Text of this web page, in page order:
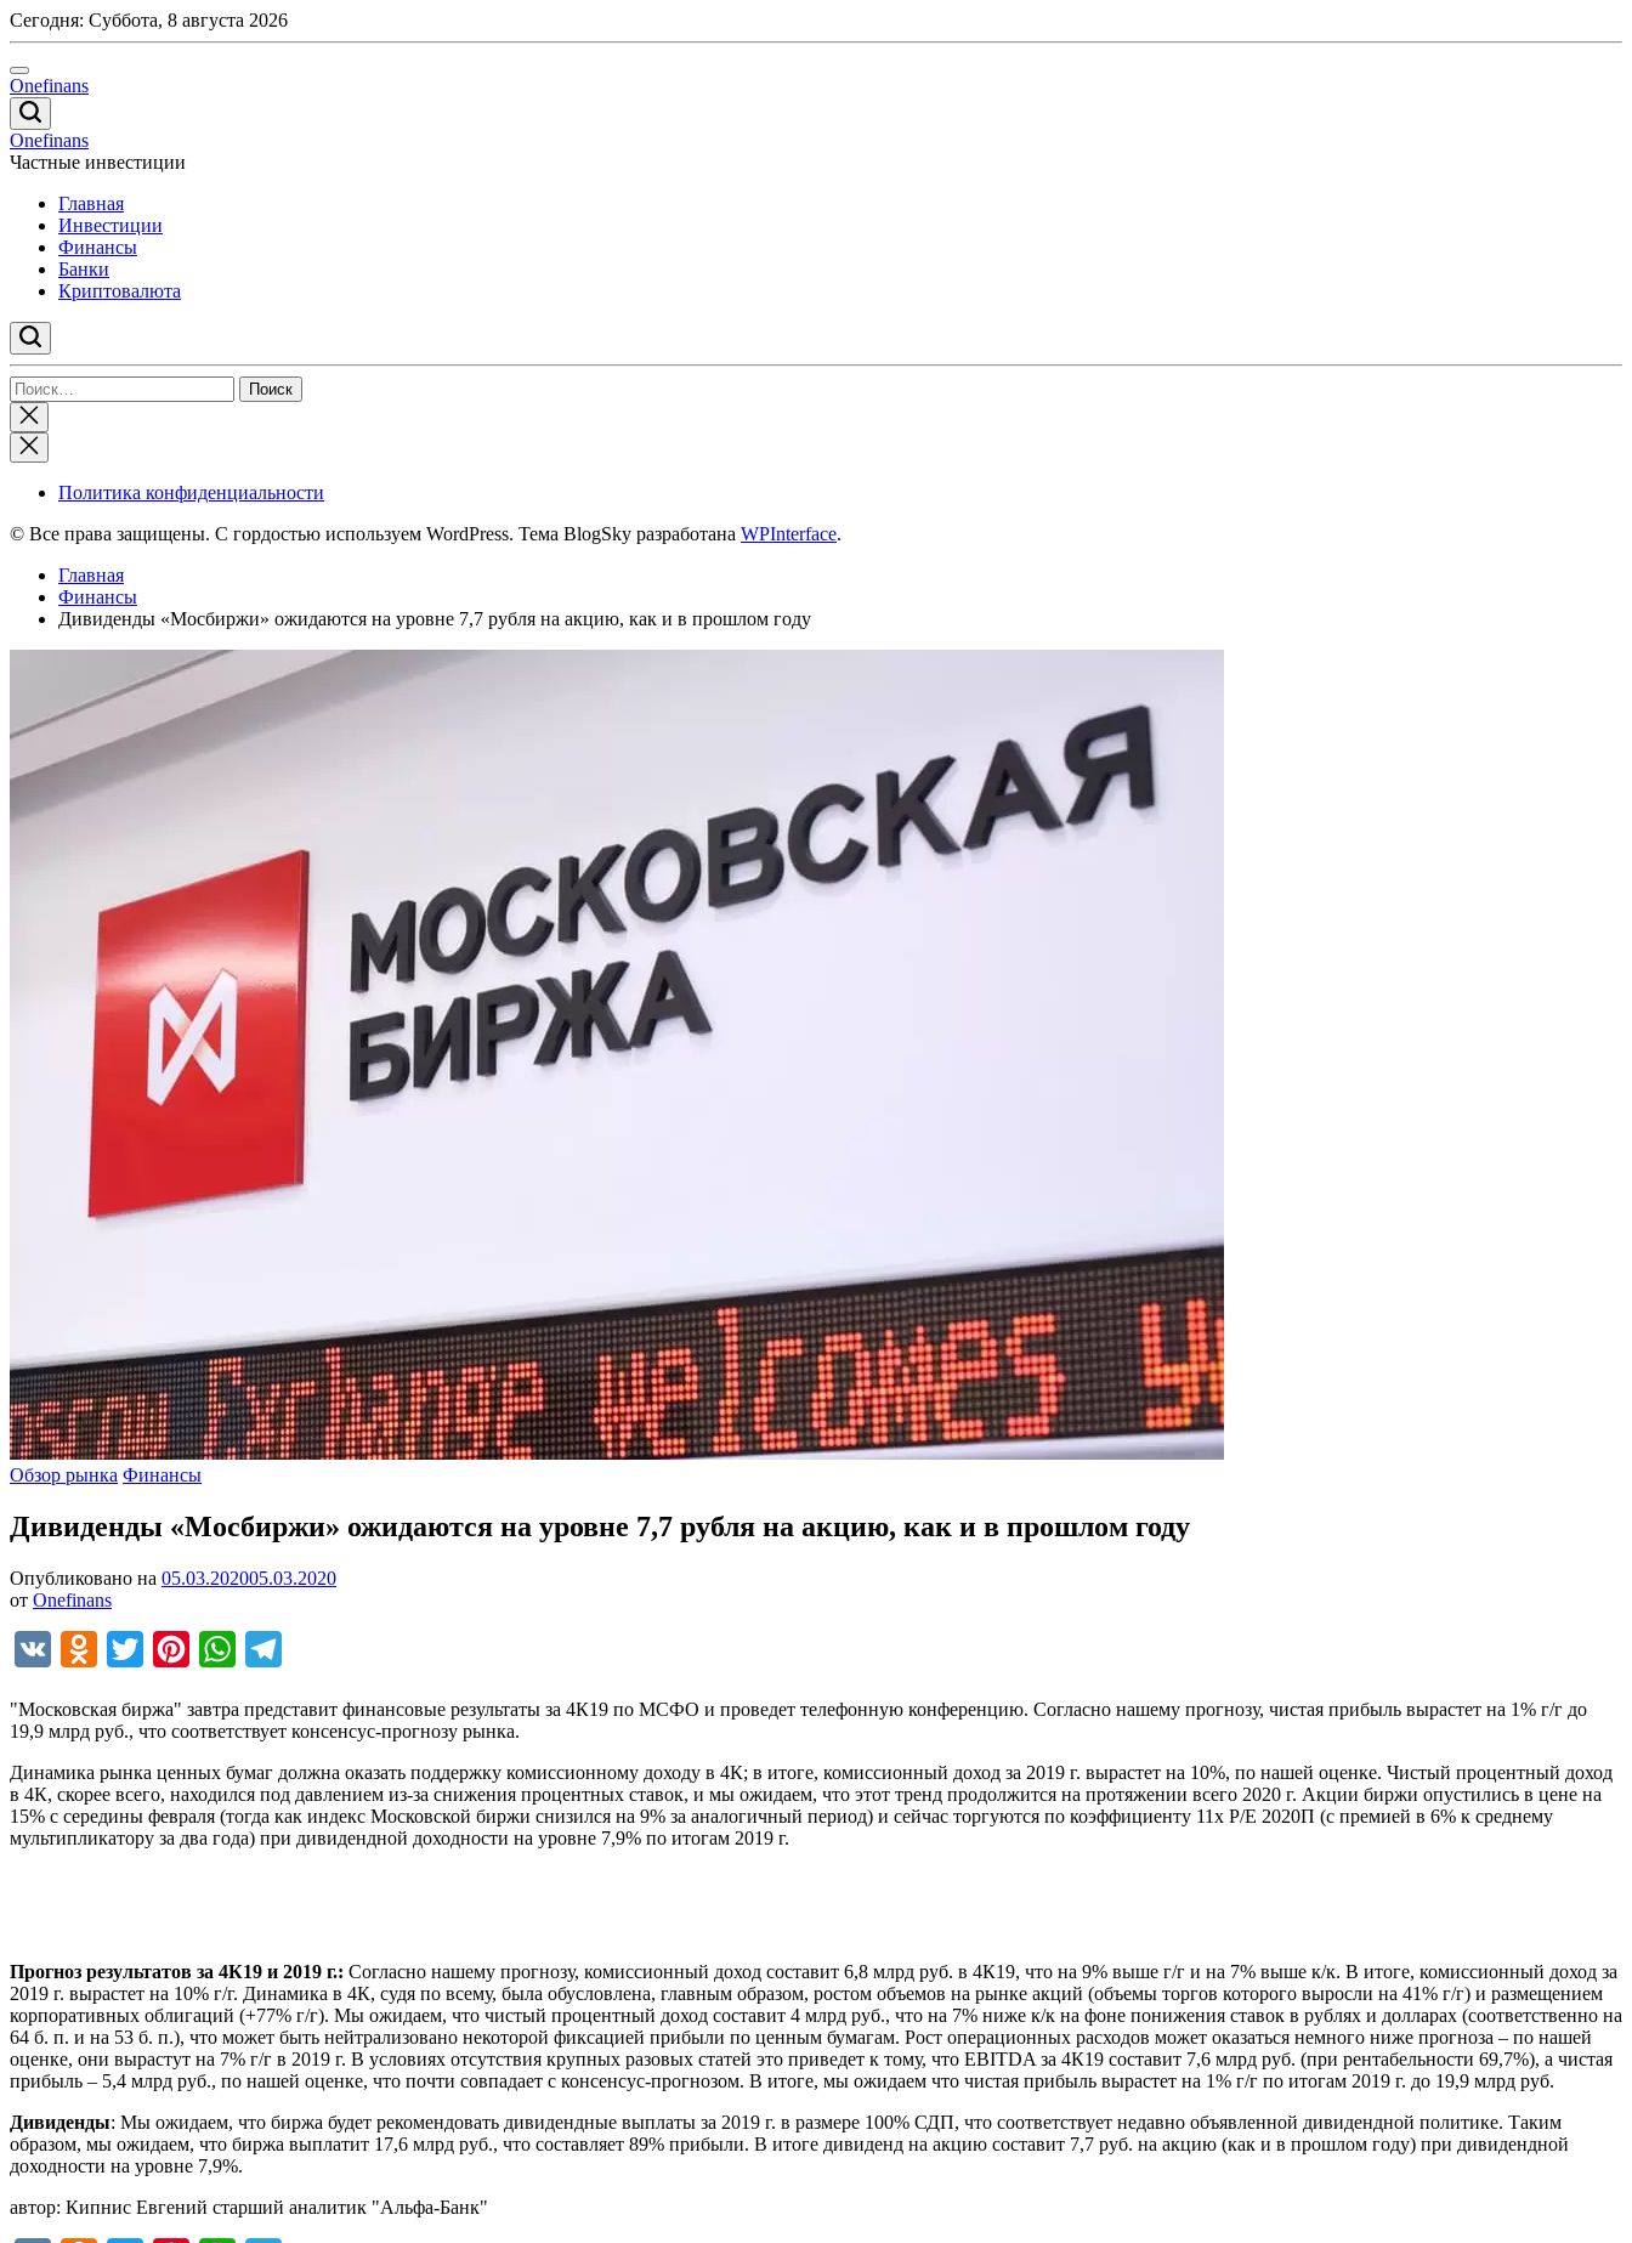
Перейти
к
содержимому
Сегодня: Суббота, 8 августа 2026
Onefinans
Onefinans
Частные инвестиции
Главная
Инвестиции
Финансы
Банки
Криптовалюта
Найти:
Закрыть
поиск
Политика конфиденциальности
© Все права защищены. С гордостью используем WordPress. Тема BlogSky разработана WPInterface.
Главная
Финансы
Дивиденды «Мосбиржи» ожидаются на уровне 7,7 рубля на акцию, как и в прошлом году
Опубликовано
Обзор рынка Финансы
Дивиденды «Мосбиржи» ожидаются на уровне 7,7 рубля на акцию, как и в прошлом году
Опубликовано на 05.03.202005.03.2020
от Onefinans
VK Odnoklassniki
Twitter PinterestWhatsApp
"Московская биржа" завтра представит финансовые результаты за 4К19 по МСФО и проведет телефонную конференцию. Согласно нашему прогнозу, чистая прибыль вырастет на 1% г/г до
19,9 млрд руб., что соответствует консенсус-прогнозу рынка.
Динамика рынка ценных бумаг должна оказать поддержку комиссионному доходу в 4К; в итоге, комиссионный доход за 2019 г. вырастет на 10%, по нашей оценке. Чистый процентный доход
в 4К, скорее всего, находился под давлением из-за снижения процентных ставок, и мы ожидаем, что этот тренд продолжится на протяжении всего 2020 г. Акции биржи опустились в цене на
15% с середины февраля (тогда как индекс Московской биржи снизился на 9% за аналогичный период) и сейчас торгуются по коэффициенту 11x P/E 2020П (с премией в 6% к среднему
мультипликатору за два года) при дивидендной доходности на уровне 7,9% по итогам 2019 г.
Прогноз результатов за 4К19 и 2019 г.: Согласно нашему прогнозу, комиссионный доход составит 6,8 млрд руб. в 4К19, что на 9% выше г/г и на 7% выше к/к. В итоге, комиссионный доход за
2019 г. вырастет на 10% г/г. Динамика в 4К, судя по всему, была обусловлена, главным образом, ростом объемов на рынке акций (объемы торгов которого выросли на 41% г/г) и размещением
корпоративных облигаций (+77% г/г). Мы ожидаем, что чистый процентный доход составит 4 млрд руб., что на 7% ниже к/к на фоне понижения ставок в рублях и долларах (соответственно на
64 б. п. и на 53 б. п.), что может быть нейтрализовано некоторой фиксацией прибыли по ценным бумагам. Рост операционных расходов может оказаться немного ниже прогноза – по нашей
оценке, они вырастут на 7% г/г в 2019 г. В условиях отсутствия крупных разовых статей это приведет к тому, что EBITDA за 4К19 составит 7,6 млрд руб. (при рентабельности 69,7%), а чистая
прибыль – 5,4 млрд руб., по нашей оценке, что почти совпадает с консенсус-прогнозом. В итоге, мы ожидаем что чистая прибыль вырастет на 1% г/г по итогам 2019 г. до 19,9 млрд руб.
Дивиденды: Мы ожидаем, что биржа будет рекомендовать дивидендные выплаты за 2019 г. в размере 100% СДП, что соответствует недавно объявленной дивидендной политике. Таким
образом, мы ожидаем, что биржа выплатит 17,6 млрд руб., что составляет 89% прибыли. В итоге дивиденд на акцию составит 7,7 руб. на акцию (как и в прошлом году) при дивидендной
доходности на уровне 7,9%.
автор: Кипнис Евгений старший аналитик "Альфа-Банк"